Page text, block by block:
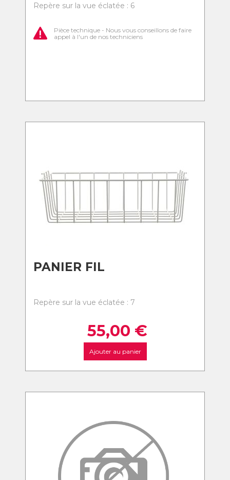
Repère sur la vue éclatée : 6
Pièce technique - Nous vous conseillons de faire
appel à l'un de nos techniciens
PANIER FIL
Repère sur la vue éclatée : 7
55,00 €
Ajouter au panier